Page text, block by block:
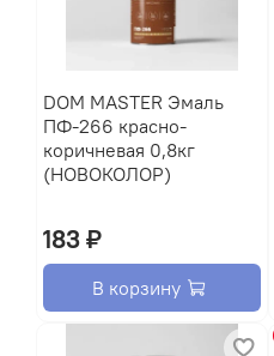
DOM MASTER Эмаль
ПФ-266 красно-
коричневая 0,8кг
(НОВОКОЛОР)
183 ₽
В корзину